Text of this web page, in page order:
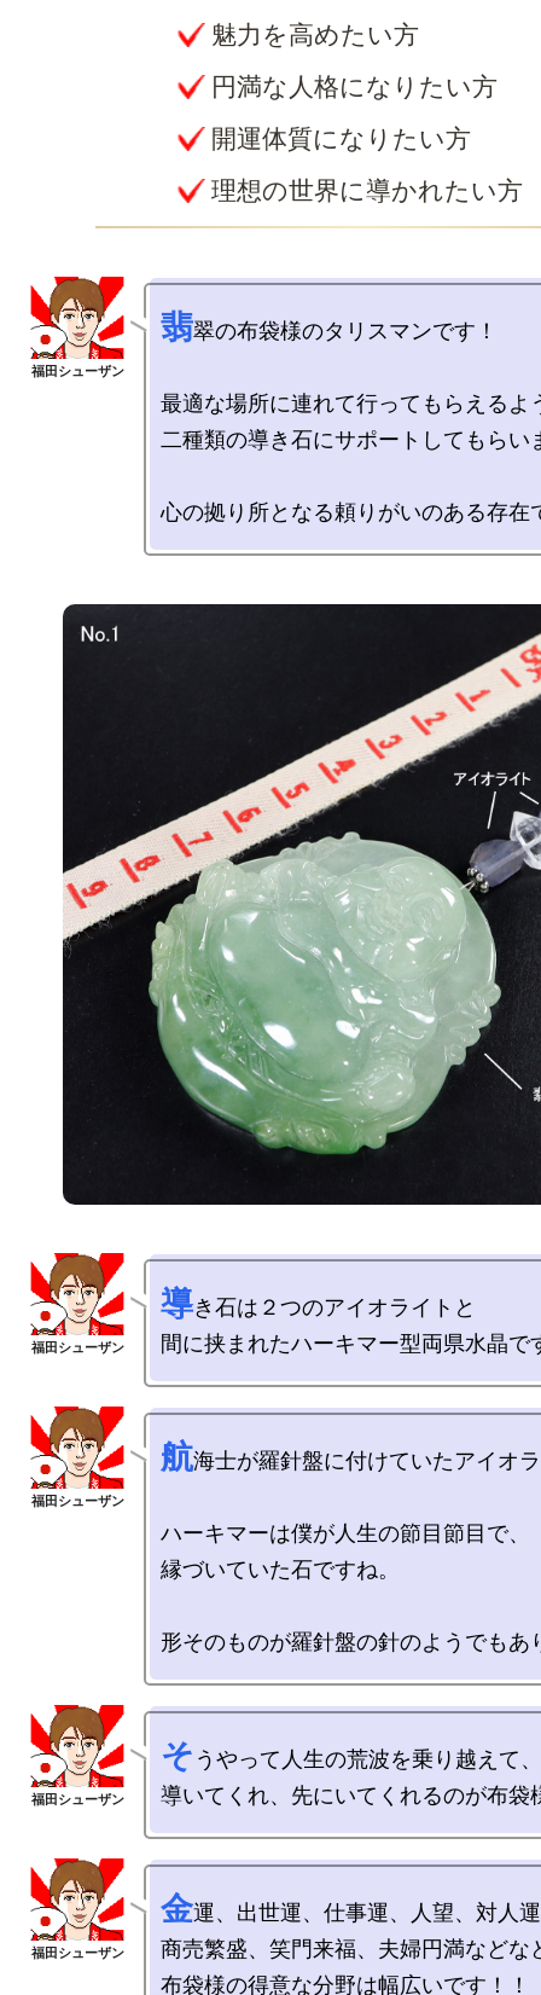
魅力を高めたい方
円満な人格になりたい方
開運体質になりたい方
理想の世界に導かれたい方
翡翠の布袋様のタリスマンです！
最適な場所に連れて行ってもらえるよ
二種類の導き石にサポートしてもらい
導き石は２つのアイオライトと
航海士が羅針盤に付けていたアイオ
ハーキマーは僕が人生の節目節目で、
縁づいていた石ですね。
そ うやって人生の荒波を乗り越えて、
金運、出世運、仕事運、人望、対人
商売繁盛、笑門来福、夫婦円満などな